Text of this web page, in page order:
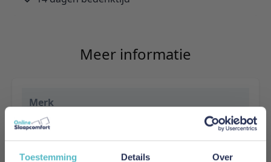
Toestemming Details Over
Meer informatie
Merk
Adore Home & Living